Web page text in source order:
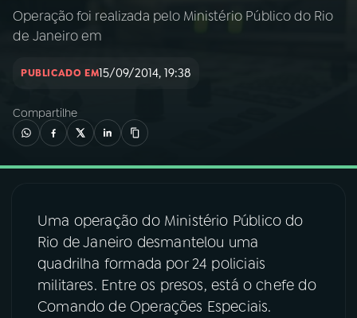
AO VIVO
INÍCIO
02A RÁDIO
03PROGRAMAÇÃO
04PROGRAMAS
PODCASTS
Operação foi realizada pelo Ministério Público do Rio
de Janeiro em
PUBLICADO EM15/09/2014, 19:38
Compartilhe
Uma operação do Ministério Público do
Rio de Janeiro desmantelou uma
quadrilha formada por 24 policiais
militares. Entre os presos, está o chefe do
Comando de Operações Especiais.